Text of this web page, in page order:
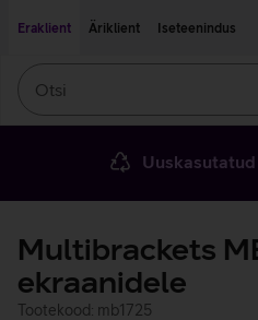
Eraklient
Äriklient Iseteenindus
Multibrackets
ekraanidele
Tootekood: mb1725